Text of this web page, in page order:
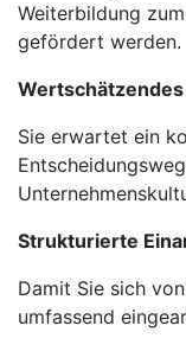
Weiterbildung
gefördert werden.
Wertschätzendes
Sie erwartet ein
Strukturierte
Damit Sie sich
umfassend